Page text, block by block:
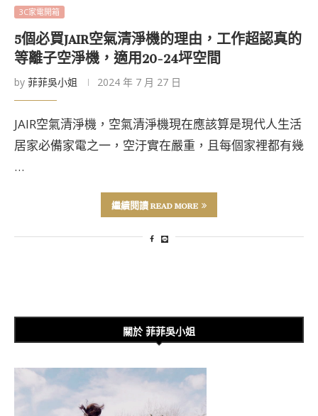
3C家電開箱
5個必買JAIR空氣清淨機的理由，工作超認真的
等離子空淨機，適用20-24坪空間
by 菲菲吳小姐 2024 年 7 月 27 日
JAIR空氣清淨機，空氣清淨機現在應該算是現代人生活
居家必備家電之一，空汙實在嚴重，且每個家裡都有幾
…
繼續閱讀 READ MORE
關於 菲菲吳小姐